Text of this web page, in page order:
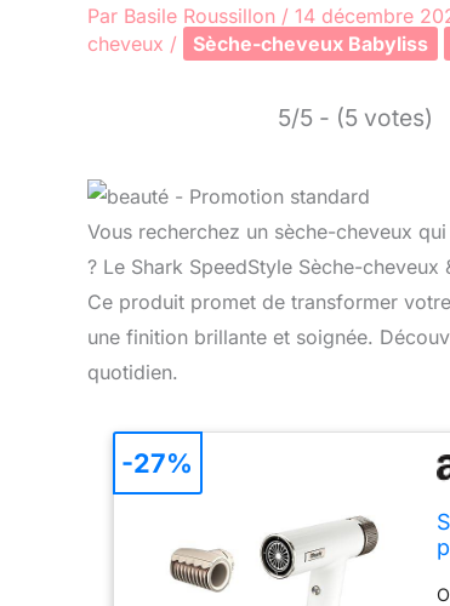
Par Basile Roussillon / 14 décembre
cheveux / Sèche-cheveux Babyliss
5/5 - (5 votes)
Vous recherchez un sèche-cheveux
? Le Shark SpeedStyle Sèche-
Ce produit promet de transformer
une finition brillante et soignée.
quotidien.
-27%